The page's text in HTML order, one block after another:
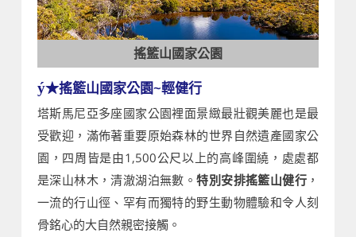
搖籃山國家公園
ý★搖籃山國家公園~輕健行
塔斯馬尼亞多座國家公園裡面景緻最壯觀美麗也是最
受歡迎，滿佈著重要原始森林的世界自然遺產國家公
園，四周皆是由1,500公尺以上的高峰圍繞，處處都
是深山林木，清澈湖泊無數。特別安排搖籃山健行 ，
一流的行山徑、罕有而獨特的野生動物體驗和令人刻
骨銘心的大自然親密接觸。